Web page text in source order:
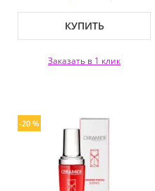
КУПИТЬ
Заказать в 1 клик
-20 %